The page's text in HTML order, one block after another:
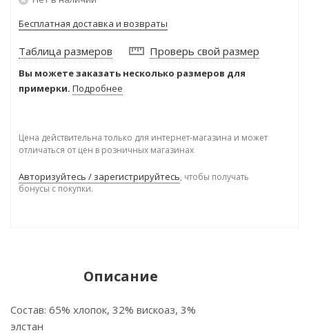
Бесплатная доставка и возвраты
Таблица размеров Проверь свой размер
Вы можете заказать несколько размеров для
примерки. Подробнее
Цена действительна только для интернет-магазина и может
отличаться от цен в розничных магазинах
Авторизуйтесь / зарегистрируйтесь, чтобы получать
бонусы с покупки.
Описание
Состав: 65% хлопок, 32% вискоаз, 3%
элстан